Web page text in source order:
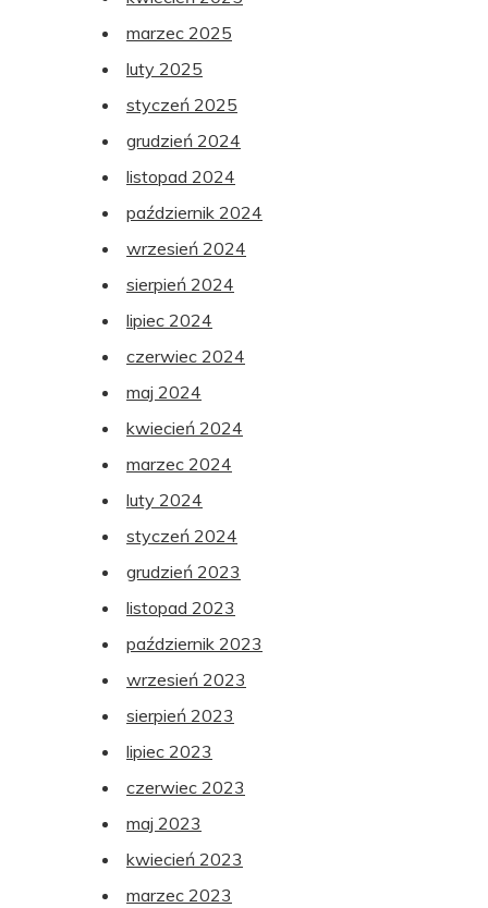
marzec 2025
luty 2025
styczeń 2025
grudzień 2024
listopad 2024
październik 2024
wrzesień 2024
sierpień 2024
lipiec 2024
czerwiec 2024
maj 2024
kwiecień 2024
marzec 2024
luty 2024
styczeń 2024
grudzień 2023
listopad 2023
październik 2023
wrzesień 2023
sierpień 2023
lipiec 2023
czerwiec 2023
maj 2023
kwiecień 2023
marzec 2023